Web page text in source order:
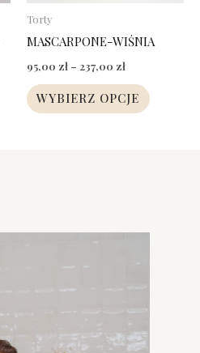
Torty
MASCARPONE-WIŚNIA
95,00 zł – 237,00 zł
WYBIERZ OPCJE